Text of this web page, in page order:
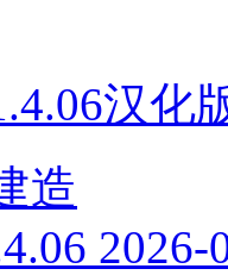
汉化
造
2026-